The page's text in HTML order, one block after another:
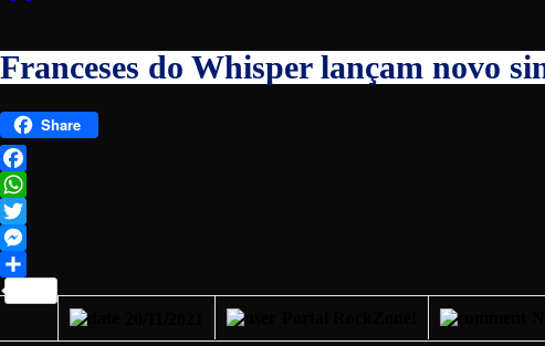
Franceses do Whisper lançam novo
Share
Facebook
WhatsApp
Twitter
Messenger